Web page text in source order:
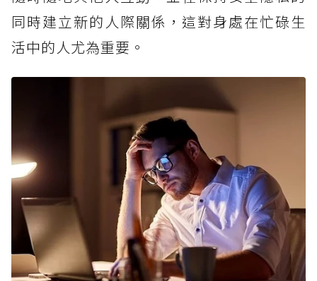
同時建立新的人際關係，這對身處在忙碌生
活中的人尤為重要。